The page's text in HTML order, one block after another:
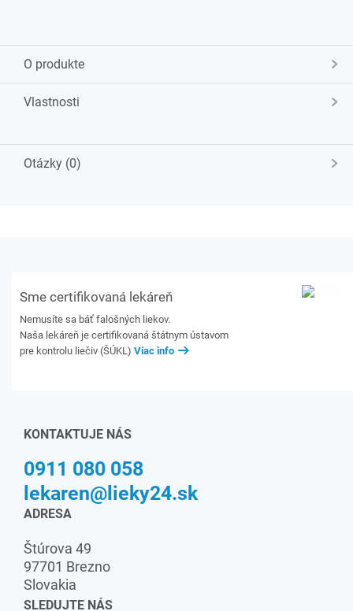
O produkte
Vlastnosti
Otázky (0)
Sme certifikovaná lekáreň
Nemusíte sa báť falošných liekov.
Naša lekáreň je certifikovaná štátnym ústavom
pre kontrolu liečiv (ŠÚKL) Viac info
KONTAKTUJE NÁS
0911 080 058
lekaren@lieky24.sk
ADRESA
Štúrova 49
97701 Brezno
Slovakia
SLEDUJTE NÁS